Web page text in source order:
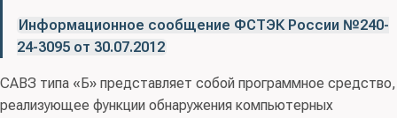
Информационное сообщение ФСТЭК России №240-
24-3095 от 30.07.2012
САВЗ типа «Б» представляет собой программное средство,
реализующее функции обнаружения компьютерных